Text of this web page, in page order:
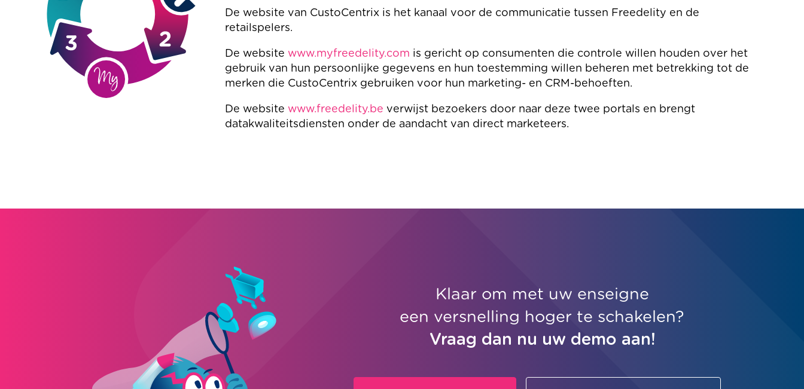
De website van CustoCentrix is het kanaal voor de communicatie tussen Freedelity en de
retailspelers.
De website www.myfreedelity.com is gericht op consumenten die controle willen houden over het
gebruik van hun persoonlijke gegevens en hun toestemming willen beheren met betrekking tot de
merken die CustoCentrix gebruiken voor hun marketing- en CRM-behoeften.
De website www.freedelity.be verwijst bezoekers door naar deze twee portals en brengt
datakwaliteitsdiensten onder de aandacht van direct marketeers.
Klaar om met uw enseigne
een versnelling hoger te schakelen?
Vraag dan nu uw demo aan!